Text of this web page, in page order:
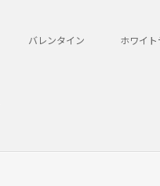
バレンタイン ホワイ